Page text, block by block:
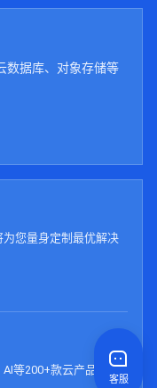
数据库、对象存储等
您量身定制最优解决
等200+款云产品，满
客服